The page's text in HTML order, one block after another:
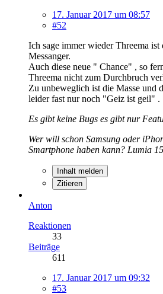
17. Januar 2017 um 08:57
#52
Ich sage immer wieder Threema
Messanger.
Auch diese neue " Chance" , so
Threema nicht zum Durchbruch
Zu unbeweglich ist die Masse und
leider fast nur noch "Geiz ist geil" .
Es gibt keine Bugs es gibt nur
Wer will schon Samsung oder
Smartphone haben kann? Lumia
Inhalt melden
Zitieren
Anton
Reaktionen
33
Beiträge
611
17. Januar 2017 um 09:32
#53